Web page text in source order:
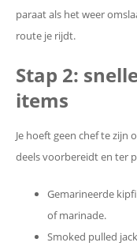
paraat als het weer
route je rijdt.
Stap 2:
items
Je hoeft geen chef te zijn
deels voorbereidt en ter
Gemarineerde
of marinade.
Smoked pulled